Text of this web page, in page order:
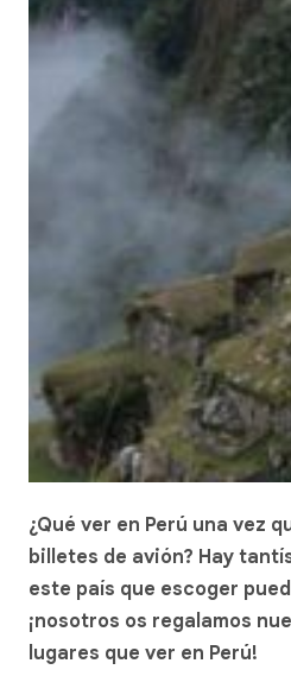
¿Qué ver en Perú una vez
billetes de avión? Hay
este país que escoger
¡nosotros os regalamos
lugares que ver en Perú!